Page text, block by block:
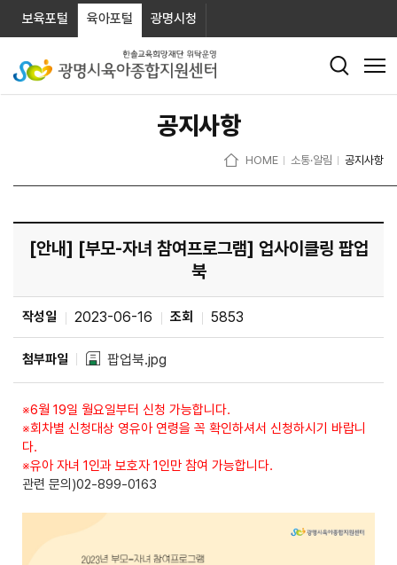
보육포털 육아포털 광명시청
공지사항
HOME 소통·알림 공지사항
[안내] [부모-자녀 참여프로그램] 업사이클링 팝업
북
작성일 2023-06-16 조회 5853
첨부파일 팝업북.jpg
※6월 19일 월요일부터 신청 가능합니다.
※회차별 신청대상 영유아 연령을 꼭 확인하셔서 신청하시기 바랍니
다.
※유아 자녀 1인과 보호자 1인만 참여 가능합니다.
관련 문의)02-899-0163